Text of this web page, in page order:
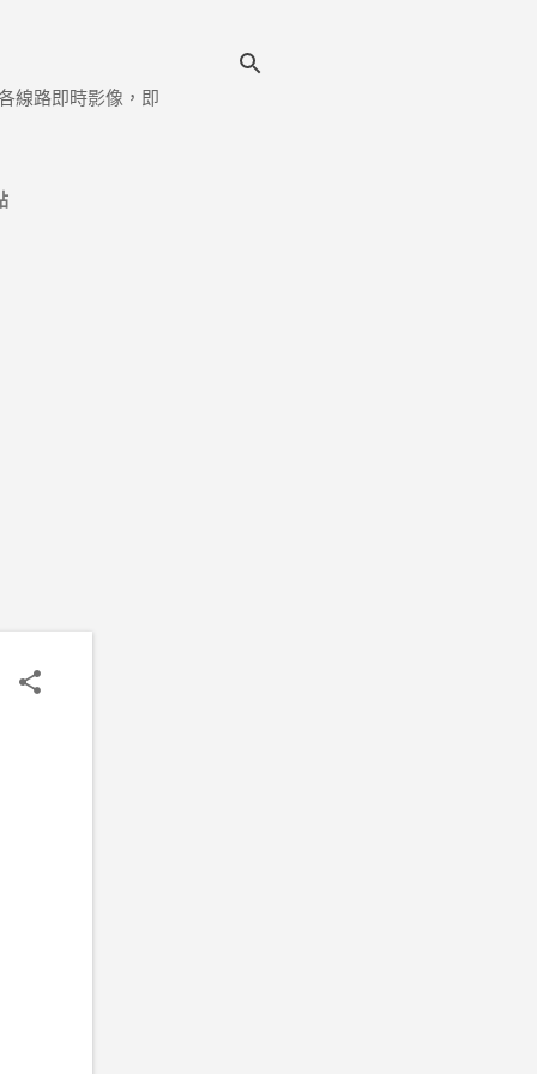
線路即時影像，即